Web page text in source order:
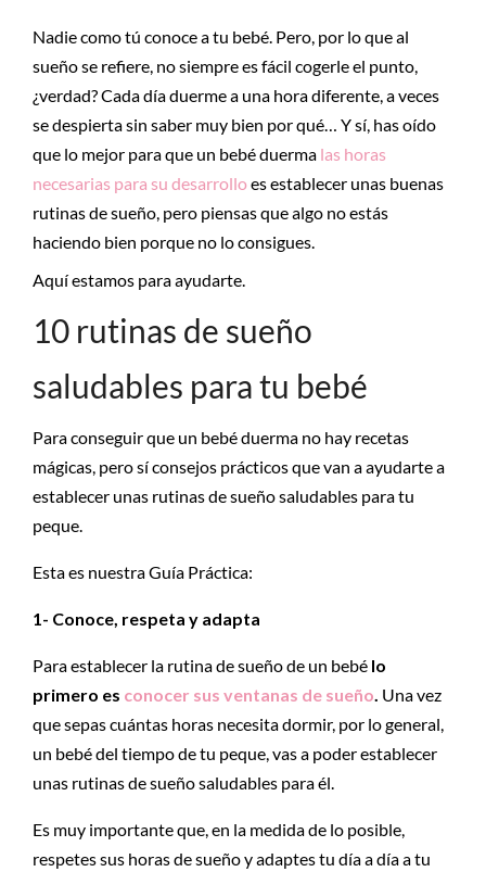
Nadie como tú conoce a tu bebé. Pero, por lo que al
sueño se refiere, no siempre es fácil cogerle el punto,
¿verdad? Cada día duerme a una hora diferente, a veces
se despierta sin saber muy bien por qué… Y sí, has oído
que lo mejor para que un bebé duerma las horas
necesarias para su desarrolloes establecer unas buenas
rutinas de sueño, pero piensas que algo no estás
haciendo bien porque no lo consigues.
Aquí estamos para ayudarte.
10 rutinas de sueño
saludables para tu bebé
Para conseguir que un bebé duerma no hay recetas
mágicas, pero sí consejos prácticos que van a ayudarte a
establecer unas rutinas de sueño saludables para tu
peque.
Esta es nuestra Guía Práctica:
1- Conoce, respeta y adapta
Para establecer la rutina de sueño de un bebé lo
primero es conocer sus ventanas de sueño. Una vez
que sepas cuántas horas necesita dormir, por lo general,
un bebé del tiempo de tu peque, vas a poder establecer
unas rutinas de sueño saludables para él.
Es muy importante que, en la medida de lo posible,
respetes sus horas de sueño y adaptes tu día a día a tu